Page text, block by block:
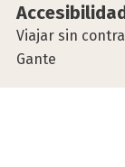
Viajar sin
Gante